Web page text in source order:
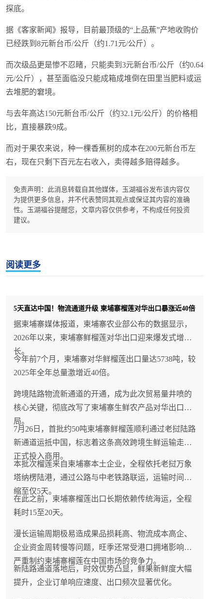
探底。
据《客家新闻》报导，目前最顶级的“上品蕉”产地收购价
已经跌到8元新台币/公斤（约1.71元/公斤）。
而次级品更是惨不忍睹，只能卖到3元新台币/公斤（约0.64
元/公斤），甚至面临没只能成箱成堆倒在田里当肥料或运
去堆肥的窘境。
与去年高达150元新台币/公斤（约32.1元/公斤）的价格相
比，直接暴跌9成。
而对于果农来说，种一棵香蕉树的成本在200元新台币左
右，现在只剩下百元左右收入，卖得越多赔得越多。
免责声明：此消息转载自其他媒体，玉湖福谷发布该内容仅
为提供更多信息，并不代表赞同其观点或保证其内容的准确
性。玉湖福谷提醒您，文章内容仅供参考，不构成任何投资
建议。
阅读更多
5天直达中国！物流通道升级 柬埔寨榴莲对华出口暴涨近40倍
据柬埔寨媒体报道，柬埔寨农业部公布的数据显示，
2026年以来，柬埔寨鲜榴莲对华出口迎来爆发式增
长。
今年前7个月，柬埔寨对华鲜榴莲出口量达5738吨，较
2025年全年总量激增近40倍。
跨境陆路物流新通道的开通，成为此次贸易量井喷的
核心关键，彻底改写了柬埔寨生鲜农产品对华出口格
局。
7月26日，首批约50吨柬埔寨鲜榴莲顺利通过老挝陆路
新通道运抵中国，标志着这条高效跨境生鲜运输走廊
正式投入商用。
本批次榴莲来自柬埔寨本土企业，全程依托老挝万象
塔纳楞陆港，通过公路与中老铁路联运，运输时间压
缩至仅5天。
在此之前，柬埔寨榴莲出口长期依赖传统海运，全程
耗时15至20天。
漫长运输周期极易造成果品损耗高、物流成本高企、
企业资金周转慢等问题，旺季还常受港口拥堵影响，
严重制约柬埔寨榴莲在中国市场的竞争力。
新陆路通道落地后，时效优势凸显，鲜果新鲜度大幅
提升，企业订单响应速度、出口频次显著优化。